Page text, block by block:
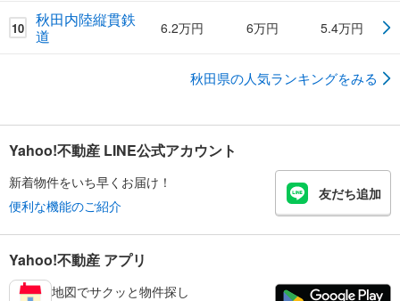
10
秋田内陸縦貫鉄
道
6.2万円 6万円 5.4万円
秋田県の人気ランキングをみる
Yahoo!不動産 LINE公式アカウント
新着物件をいち早くお届け！
便利な機能のご紹介
友だち追加
Yahoo!不動産 アプリ
地図でサクッと物件探し